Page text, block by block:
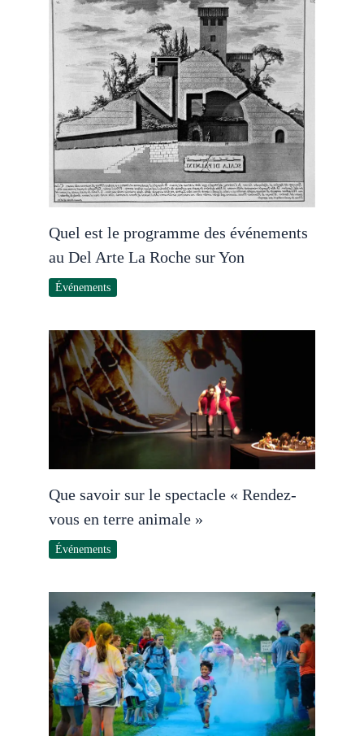
Quel est le programme des événements
au Del Arte La Roche sur Yon
Événements
Que savoir sur le spectacle « Rendez-
vous en terre animale »
Événements